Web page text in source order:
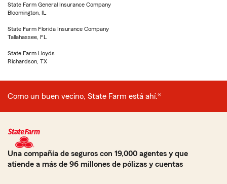
State Farm General Insurance Company
Bloomington, IL
State Farm Florida Insurance Company
Tallahassee, FL
State Farm Lloyds
Richardson, TX
Como un buen vecino, State Farm está ahí.®
Una compañía de seguros con 19,000 agentes y que
atiende a más de 96 millones de pólizas y cuentas